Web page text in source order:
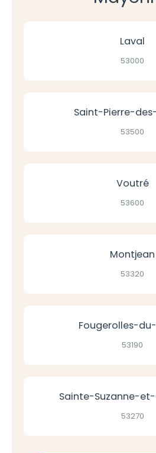
Laval
53000
Saint-Pierre-
53500
Voutré
53600
Montjean
53320
Fougerolles-du-
53190
Sainte-Suzanne-
53270